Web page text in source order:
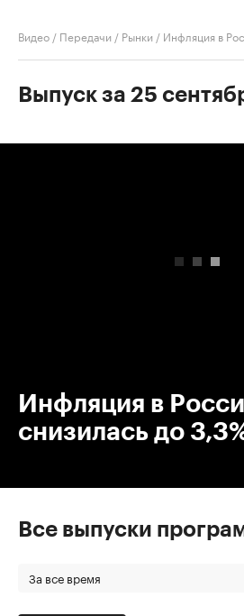
Видео / Передачи / Рынки / Инфляция в
Выпуск за 25
Инфляция в
снизилась до
Все выпуски
За все время